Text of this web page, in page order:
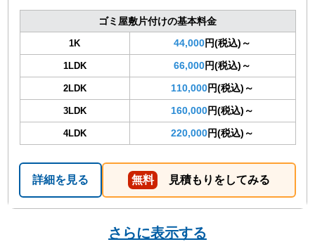
ゴミ屋敷片付けの基本料金
1K 44,000円(税込)～
1LDK 66,000円(税込)～
2LDK 110,000円(税込)～
3LDK 160,000円(税込)～
4LDK 220,000円(税込)～
詳細を見る 無料 見積もりをしてみる
さらに表示する